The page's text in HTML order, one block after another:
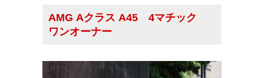
AMG Aクラス A45 4マチック
ワンオーナー